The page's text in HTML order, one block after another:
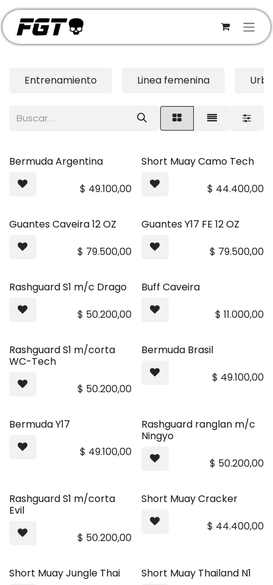
Ir al contenido
Entrenamiento Linea femenina
MÁS VENDIDO
Bermuda Argentina
$ 49.100,00 MÁS VENDIDO
Short Muay Camo Tech
$ 44.400,00
MÁS VENDIDO
Guantes Caveira 12 OZ
$ 79.500,00 MÁS VENDIDO
Guantes Y17 FE 12 OZ
$ 79.500,00
MÁS VENDIDO
Rashguard S1 m/c Drago
$ 50.200,00 MÁS VENDIDO
Buff Caveira
$ 11.000,00
Rashguard S1 m/corta
WC-Tech
$ 50.200,00
Bermuda Brasil
$ 49.100,00
Bermuda Y17
$ 49.100,00
Rashguard ranglan m/c
Ningyo
$ 50.200,00
Rashguard S1 m/corta
Evil
$ 50.200,00
Short Muay Cracker
$ 44.400,00
Short Muay Jungle Thai
Short Muay Thailand N1